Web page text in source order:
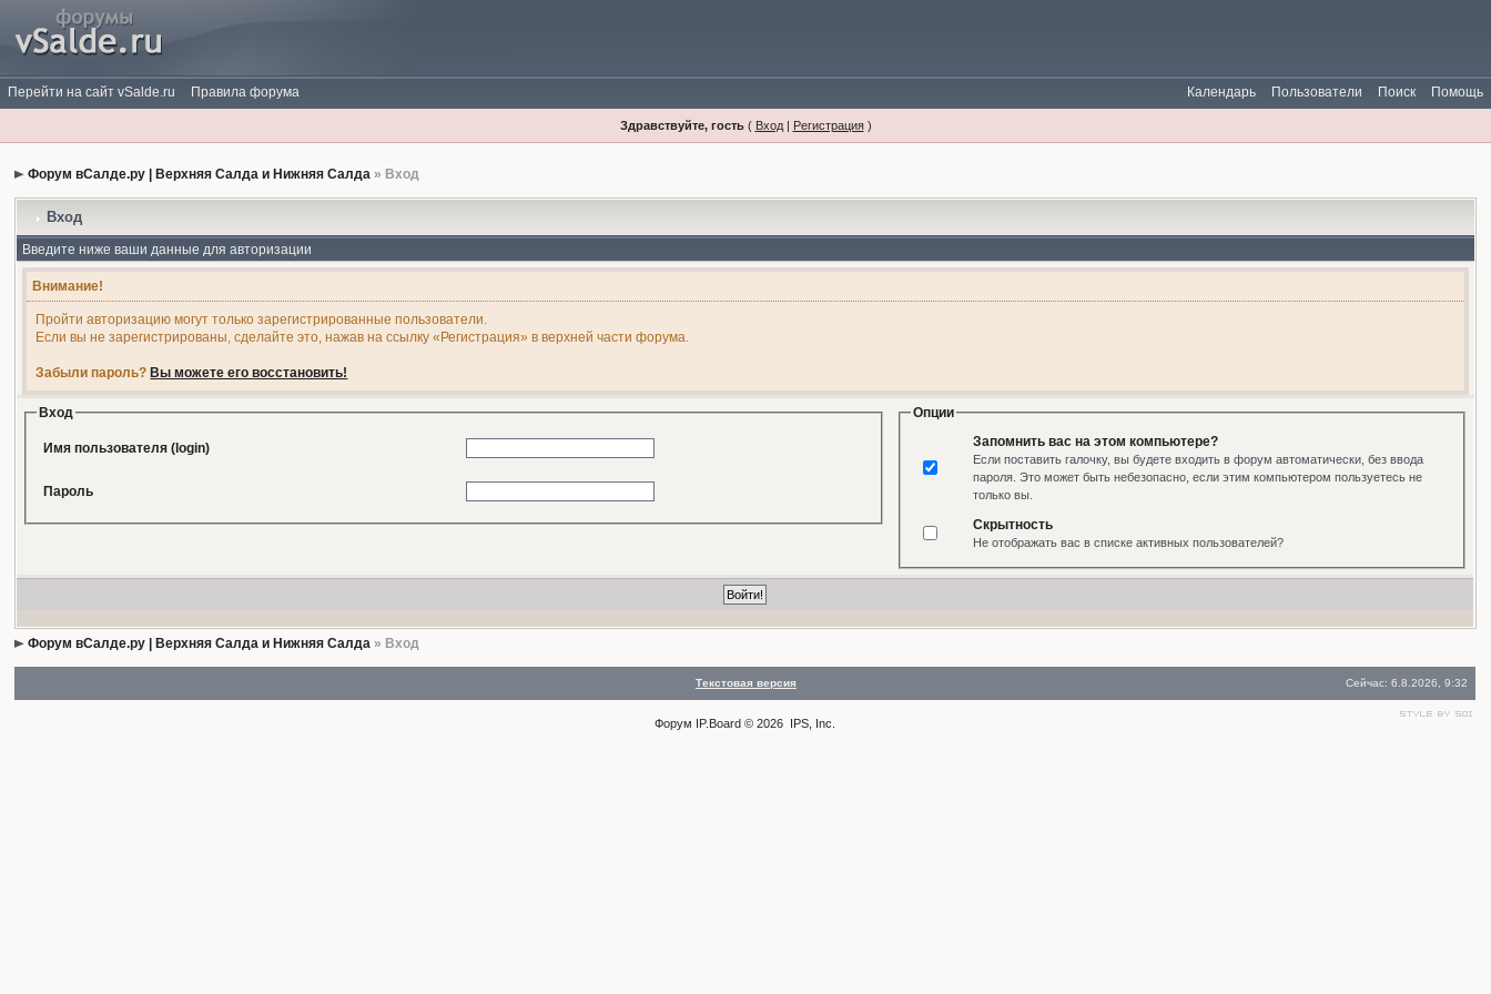
Перейти на сайт vSalde.ru Правила форума Помощь
Поиск
Пользователи
Календарь
Здравствуйте, гость( Вход| Регистрация)
Форум вСалде.ру | Верхняя Салда и Нижняя Салда » Вход
Вход
Введите ниже ваши данные для авторизации
Внимание!
Пройти авторизацию могут только зарегистрированные пользователи.
Если вы не зарегистрированы, сделайте это, нажав на ссылку «Регистрация» в верхней части форума.
Забыли пароль? Вы можете его восстановить!
Вход
Имя пользователя (login)
Пароль
Опции
Запомнить вас на этом компьютере?
Если поставить галочку, вы будете входить в форум автоматически, без ввода
пароля. Это может быть небезопасно, если этим компьютером пользуетесь не
только вы.
Скрытность
Не отображать вас в списке активных пользователей?
Форум вСалде.ру | Верхняя Салда и Нижняя Салда » Вход
Текстовая версия Сейчас: 6.8.2026, 9:32
Форум IP.Board © 2026 IPS, Inc